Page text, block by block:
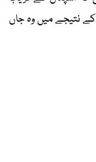
نتیجے میں وہ جاں